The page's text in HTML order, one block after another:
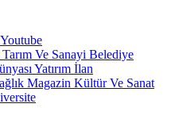
Youtube
Tarım Ve Sanayi Belediye
Yatırım İlan
Magazin Kültür Ve Sanat